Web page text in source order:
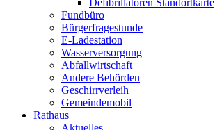
Defibrillatoren Standortkarte
Fundbüro
Bürgerfragestunde
E-Ladestation
Wasserversorgung
Abfallwirtschaft
Andere Behörden
Geschirrverleih
Gemeindemobil
Rathaus
Aktuelles